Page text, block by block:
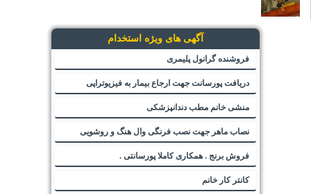
آگهی های ویژه استخدام
فروشنده گرانول پلیمری
دریافت پورسانت جهت ارجاع بیمار به فیزیوتراپی
منشی خانم مطب دندانپزشکی
نصاب ماهر جهت نصب فرنگی وال هنگ و روشویی
فروش برنج . همکاری کاملا پورسانتی .
کانتر کار خانم